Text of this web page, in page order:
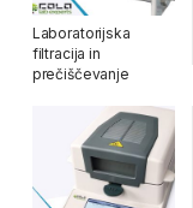
Laboratorijska
filtracija in
prečiščevanje